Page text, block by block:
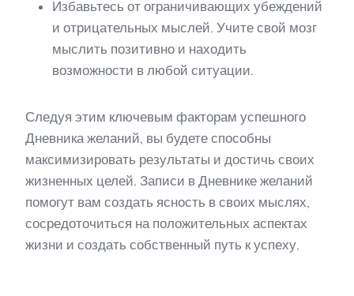
Избавьтесь от ограничивающих убеждений
и отрицательных мыслей. Учите свой мозг
мыслить позитивно и находить
возможности в любой ситуации.
Следуя этим ключевым факторам успешного
Дневника желаний, вы будете способны
максимизировать результаты и достичь своих
жизненных целей. Записи в Дневнике желаний
помогут вам создать ясность в своих мыслях,
сосредоточиться на положительных аспектах
жизни и создать собственный путь к успеху.